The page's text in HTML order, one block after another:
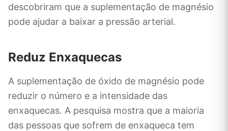
descobriram que a suplementação de magnésio
pode ajudar a baixar a pressão arterial.
Reduz Enxaquecas
A suplementação de óxido de magnésio pode
reduzir o número e a intensidade das
enxaquecas. A pesquisa mostra que a maioria
das pessoas que sofrem de enxaqueca tem